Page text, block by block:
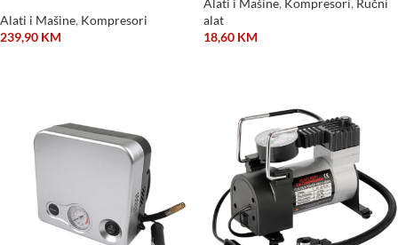
Alati i Mašine, Kompresori
239,90 KM
Alati i Mašine, Kompresori, Ručni
alat
18,60 KM